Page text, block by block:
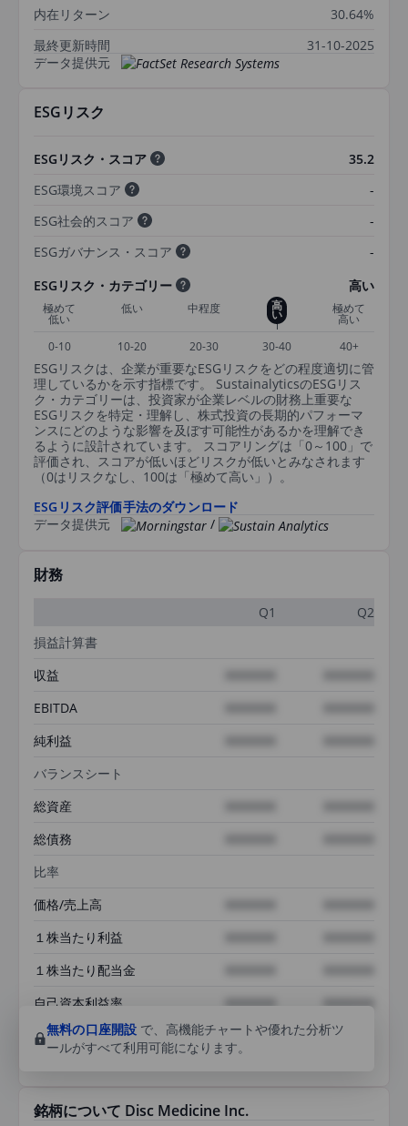
内在リターン
30.64%
最終更新時間
31-10-2025
データ提供元
ESGリスク
ESGリスク・スコア
35.2
ESG環境スコア
-
ESG社会的スコア
-
ESGガバナンス・スコア
-
ESGリスク・カテゴリー
高い
極めて
低い
低い 中程度 高
い 極めて
高い
0-10
10-20 20-30 30-40 40+
ESGリスクは、企業が重要なESGリスクをどの程度適切に管
理しているかを示す指標です。 SustainalyticsのESGリス
ク・カテゴリーは、投資家が企業レベルの財務上重要な
ESGリスクを特定・理解し、株式投資の長期的パフォーマ
ンスにどのような影響を及ぼす可能性があるかを理解でき
るように設計されています。 スコアリングは「0～100」で
評価され、スコアが低いほどリスクが低いとみなされます
（0はリスクなし、100は「極めて高い」）。
ESGリスク評価手法のダウンロード
データ提供元
/
財務
Q1
Q2
損益計算書
収益
EBITDA
純利益
バランスシート
総資産
総債務
比率
価格/売上高
１株当たり利益
１株当たり配当金
自己資本利益率
XXXXXXX
XXXXXXX
無料の口座開設 で、高機能チャートや優れた分析ツ
ールがすべて利用可能になります。
銘柄について Disc Medicine Inc.